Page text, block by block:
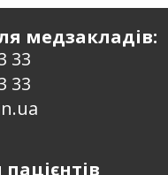
медзакладів:
33
33